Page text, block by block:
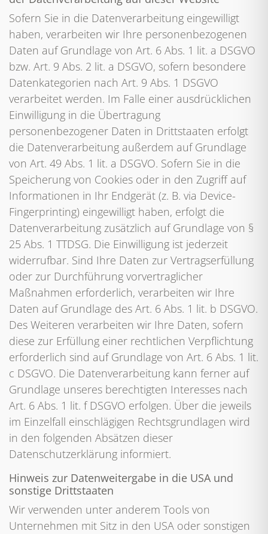
Sofern Sie in die Datenverarbeitung eingewilligt
haben, verarbeiten wir Ihre personenbezogenen
Daten auf Grundlage von Art. 6 Abs. 1 lit. a DSGVO
bzw. Art. 9 Abs. 2 lit. a DSGVO, sofern besondere
Datenkategorien nach Art. 9 Abs. 1 DSGVO
verarbeitet werden. Im Falle einer ausdrücklichen
Einwilligung in die Übertragung
personenbezogener Daten in Drittstaaten erfolgt
die Datenverarbeitung außerdem auf Grundlage
von Art. 49 Abs. 1 lit. a DSGVO. Sofern Sie in die
Speicherung von Cookies oder in den Zugriff auf
Informationen in Ihr Endgerät (z. B. via Device-
Fingerprinting) eingewilligt haben, erfolgt die
Datenverarbeitung zusätzlich auf Grundlage von §
25 Abs. 1 TTDSG. Die Einwilligung ist jederzeit
widerrufbar. Sind Ihre Daten zur Vertragserfüllung
oder zur Durchführung vorvertraglicher
Maßnahmen erforderlich, verarbeiten wir Ihre
Daten auf Grundlage des Art. 6 Abs. 1 lit. b DSGVO.
Des Weiteren verarbeiten wir Ihre Daten, sofern
diese zur Erfüllung einer rechtlichen Verpflichtung
erforderlich sind auf Grundlage von Art. 6 Abs. 1 lit.
c DSGVO. Die Datenverarbeitung kann ferner auf
Grundlage unseres berechtigten Interesses nach
Art. 6 Abs. 1 lit. f DSGVO erfolgen. Über die jeweils
im Einzelfall einschlägigen Rechtsgrundlagen wird
in den folgenden Absätzen dieser
Datenschutzerklärung informiert.
Hinweis zur Datenweitergabe in die USA und
sonstige Drittstaaten
Wir verwenden unter anderem Tools von
Unternehmen mit Sitz in den USA oder sonstigen